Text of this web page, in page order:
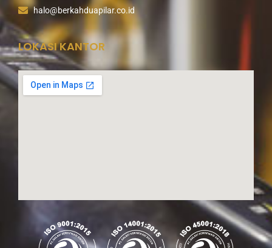
halo@berkahduapilar.co.id
LOKASI KANTOR